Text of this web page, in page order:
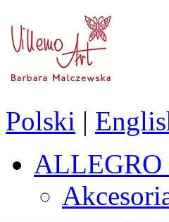
Polski |
ALLEGRO